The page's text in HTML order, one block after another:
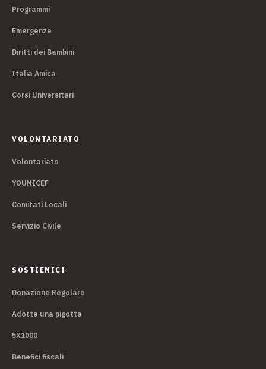
Programmi
Emergenze
Diritti dei Bambini
Italia Amica
Corsi Universitari
VOLONTARIATO
Volontariato
YOUNICEF
Comitati Locali
Servizio Civile
SOSTIENICI
Donazione Regolare
Adotta una pigotta
5X1000
Benefici fiscali